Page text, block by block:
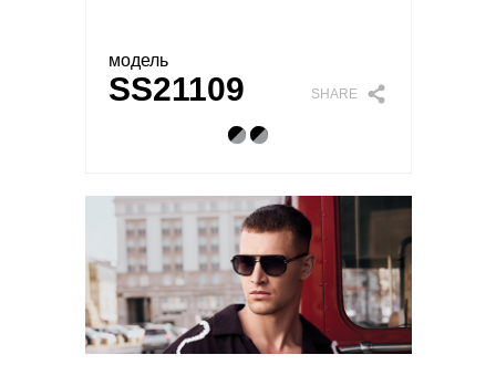
модель
SS21109 SHARE